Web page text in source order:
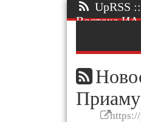
UpRSS
Востока
https://